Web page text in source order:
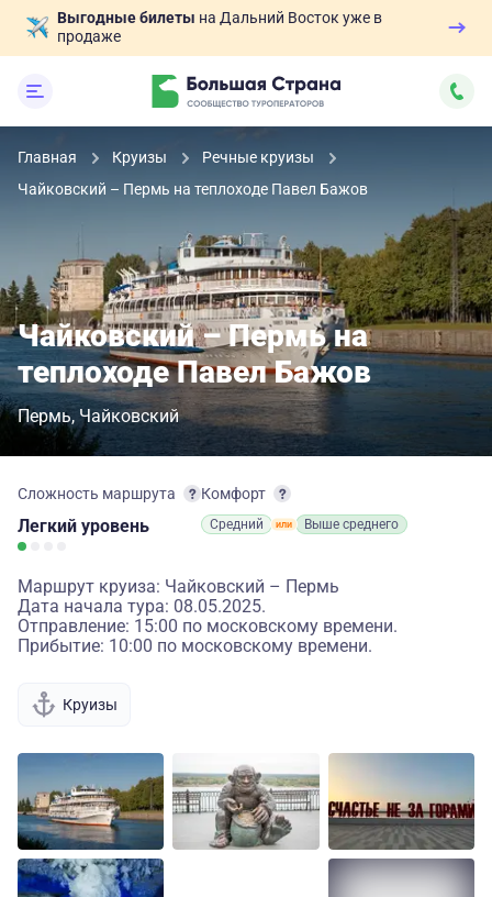
Выгодные билеты на Дальний Восток уже в
продаже
Главная Круизы
Речные круизы
Чайковский – Пермь на теплоходе Павел Бажов
Чайковский – Пермь на
теплоходе Павел Бажов
Пермь Чайковский
Сложность маршрута
Легкий уровень
Комфорт
Средний Выше среднего
Маршрут круиза: Чайковский – Пермь
Дата начала тура: 08.05.2025.
Отправление: 15:00 по московскому времени.
Прибытие: 10:00 по московскому времени.
Круизы